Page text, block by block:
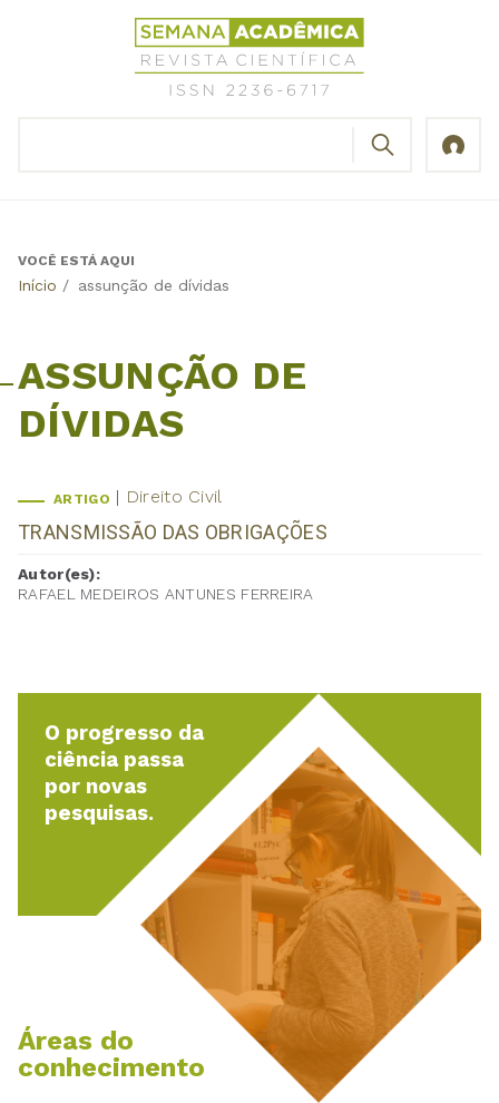
Revista
Científica
Semana
Back
VOCÊ ESTÁ AQUI
Início / assunção de dívidas
ASSUNÇÃO DE
DÍVIDAS
ARTIGO Direito Civil
TRANSMISSÃO DAS OBRIGAÇÕES
Autor(es):
RAFAEL MEDEIROS ANTUNES FERREIRA
O progresso da
ciência passa
por novas
pesquisas.
Áreas do
conhecimento